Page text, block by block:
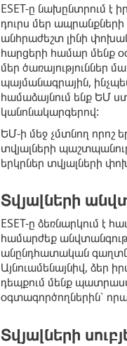
ESET-ը նախընտրում է
դուրս մեր ապրանքների
անհրաժեշտ լինի
հարցերի համար մենք
մեր
պայմանագրային,
համաձայնում ենք ԵՄ
կանոնակարգերով:
ԵՄ-ի մեջ չմտնող որոշ
տվյալների
երկրներ տվյալների
Տվյալների
ESET-ը ձեռնարկում
համարժեք
անընդհատական
Այնուամենայնիվ, ձեր
դեպքում մենք
օգտագործողներին՝
Տվյալների